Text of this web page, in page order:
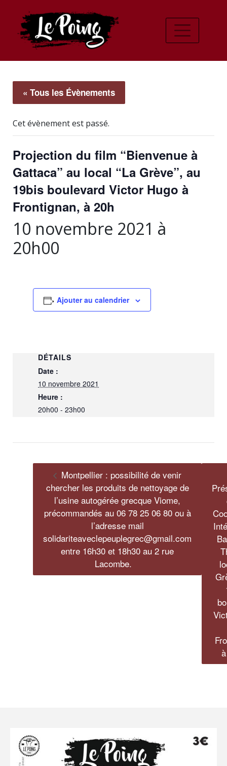
« Tous les Évènements
Cet évènement est passé.
Projection du film “Bienvenue à
Gattaca” au local “La Grève”, au
19bis boulevard Victor Hugo à
Frontignan, à 20h
10 novembre 2021 à
20h00
Ajouter au calendrier
DÉTAILS
Date :
10 novembre 2021
Heure :
20h00 - 23h00
Montpellier : possibilité de venir
chercher les produits de nettoyage de
l’usine autogérée grecque Viome,
précommandés au 06 78 25 06 80 ou à
l’adresse mail
solidariteaveclepeuplegrec@gmail.com
entre 16h30 et 18h30 au 2 rue
Lacombe.